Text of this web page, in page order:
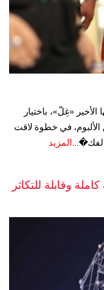
«غِلّ»، باختيار
الألبوم، في خطوة لاقت
المزيد
وقابلة للتكاثر